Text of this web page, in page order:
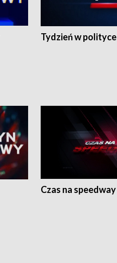
Tydzień w polityce
Czas na speedway